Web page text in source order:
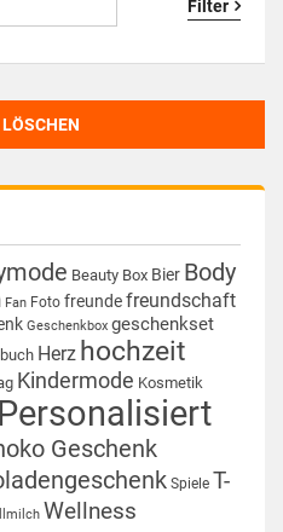
Filter
Beauty Box Bier Body
Fan Foto freundefreundschaft
Geschenkbox geschenkset
Herz hochzeit
Kindermode Kosmetik
Personalisiert
Geschenk
Spiele T-
Wellness